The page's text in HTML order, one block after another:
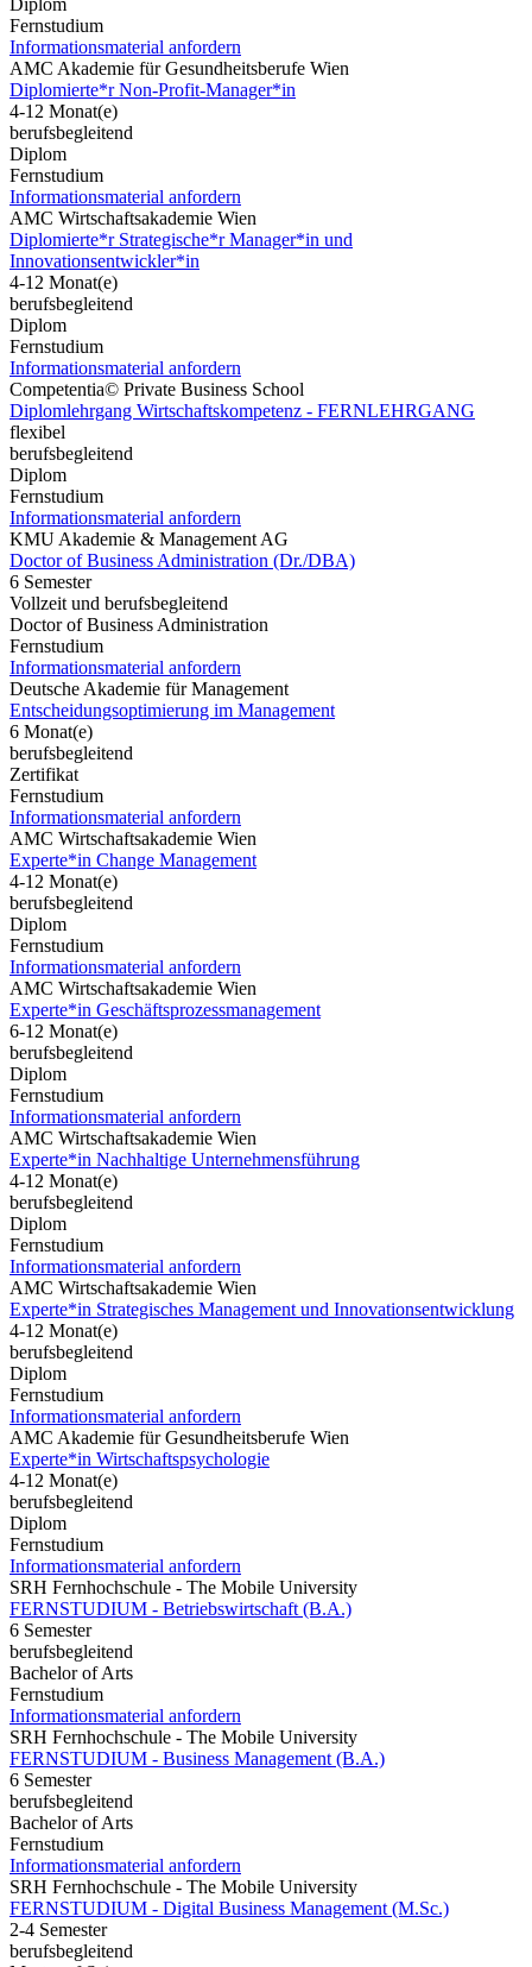
Diplom
Fernstudium
Informationsmaterial anfordern
AMC Akademie für Gesundheitsberufe Wien
Diplomierte*r Non-Profit-Manager*in
4-12 Monat(e)
berufsbegleitend
Diplom
Fernstudium
Informationsmaterial anfordern
AMC Wirtschaftsakademie Wien
Diplomierte*r Strategische*r Manager*in und
Innovationsentwickler*in
4-12 Monat(e)
berufsbegleitend
Diplom
Fernstudium
Informationsmaterial anfordern
Competentia© Private Business School
Diplomlehrgang Wirtschaftskompetenz - FERNLEHRGANG
flexibel
berufsbegleitend
Diplom
Fernstudium
Informationsmaterial anfordern
KMU Akademie & Management AG
Doctor of Business Administration (Dr./DBA)
6 Semester
Vollzeit und berufsbegleitend
Doctor of Business Administration
Fernstudium
Informationsmaterial anfordern
Deutsche Akademie für Management
Entscheidungsoptimierung im Management
6 Monat(e)
berufsbegleitend
Zertifikat
Fernstudium
Informationsmaterial anfordern
AMC Wirtschaftsakademie Wien
Experte*in Change Management
4-12 Monat(e)
berufsbegleitend
Diplom
Fernstudium
Informationsmaterial anfordern
AMC Wirtschaftsakademie Wien
Experte*in Geschäftsprozessmanagement
6-12 Monat(e)
berufsbegleitend
Diplom
Fernstudium
Informationsmaterial anfordern
AMC Wirtschaftsakademie Wien
Experte*in Nachhaltige Unternehmensführung
4-12 Monat(e)
berufsbegleitend
Diplom
Fernstudium
Informationsmaterial anfordern
AMC Wirtschaftsakademie Wien
Experte*in Strategisches Management und Innovationsentwicklung
4-12 Monat(e)
berufsbegleitend
Diplom
Fernstudium
Informationsmaterial anfordern
AMC Akademie für Gesundheitsberufe Wien
Experte*in Wirtschaftspsychologie
4-12 Monat(e)
berufsbegleitend
Diplom
Fernstudium
Informationsmaterial anfordern
SRH Fernhochschule - The Mobile University
FERNSTUDIUM - Betriebswirtschaft (B.A.)
6 Semester
berufsbegleitend
Bachelor of Arts
Fernstudium
Informationsmaterial anfordern
SRH Fernhochschule - The Mobile University
FERNSTUDIUM - Business Management (B.A.)
6 Semester
berufsbegleitend
Bachelor of Arts
Fernstudium
Informationsmaterial anfordern
SRH Fernhochschule - The Mobile University
FERNSTUDIUM - Digital Business Management (M.Sc.)
2-4 Semester
berufsbegleitend